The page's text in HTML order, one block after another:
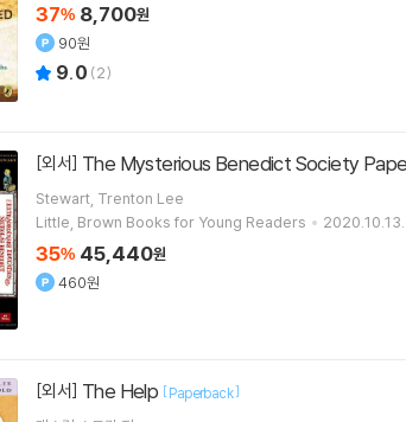
37% 8,700원
90원
9.0 (2)
[외서] The Mysterious Benedict Society
Stewart, Trenton Lee
Little, Brown Books for Young Readers
2020.10.13.
35% 45,440원
460원
[외서] The Help [Paperback]